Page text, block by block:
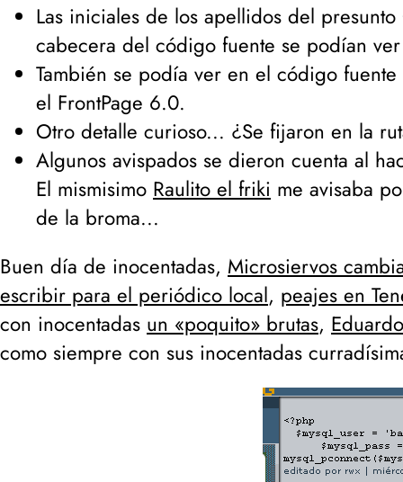
Las iniciales de los apellidos del presunto
cabecera del código fuente se podían
También se podía ver en el código
el FrontPage 6.0.
Otro detalle curioso... ¿Se fijaron en la
Algunos avispados se dieron cuenta al
El mismisimo Raulito el friki me avisaba
de la broma...
Buen día de inocentadas, Microsiervos
escribir para el periódico local, peajes en
con inocentadas un «poquito» brutas,
como siempre con sus inocentadas